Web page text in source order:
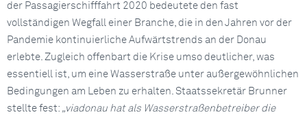
der Passagierschifffahrt 2020 bedeutete den fast
vollständigen Wegfall einer Branche, die in den Jahren vor der
Pandemie kontinuierliche Aufwärtstrends an der Donau
erlebte. Zugleich offenbart die Krise umso deutlicher, was
essentiell ist, um eine Wasserstraße unter außergewöhnlichen
Bedingungen am Leben zu erhalten. Staatssekretär Brunner
stellte fest: „viadonau hat als Wasserstraßenbetreiber die